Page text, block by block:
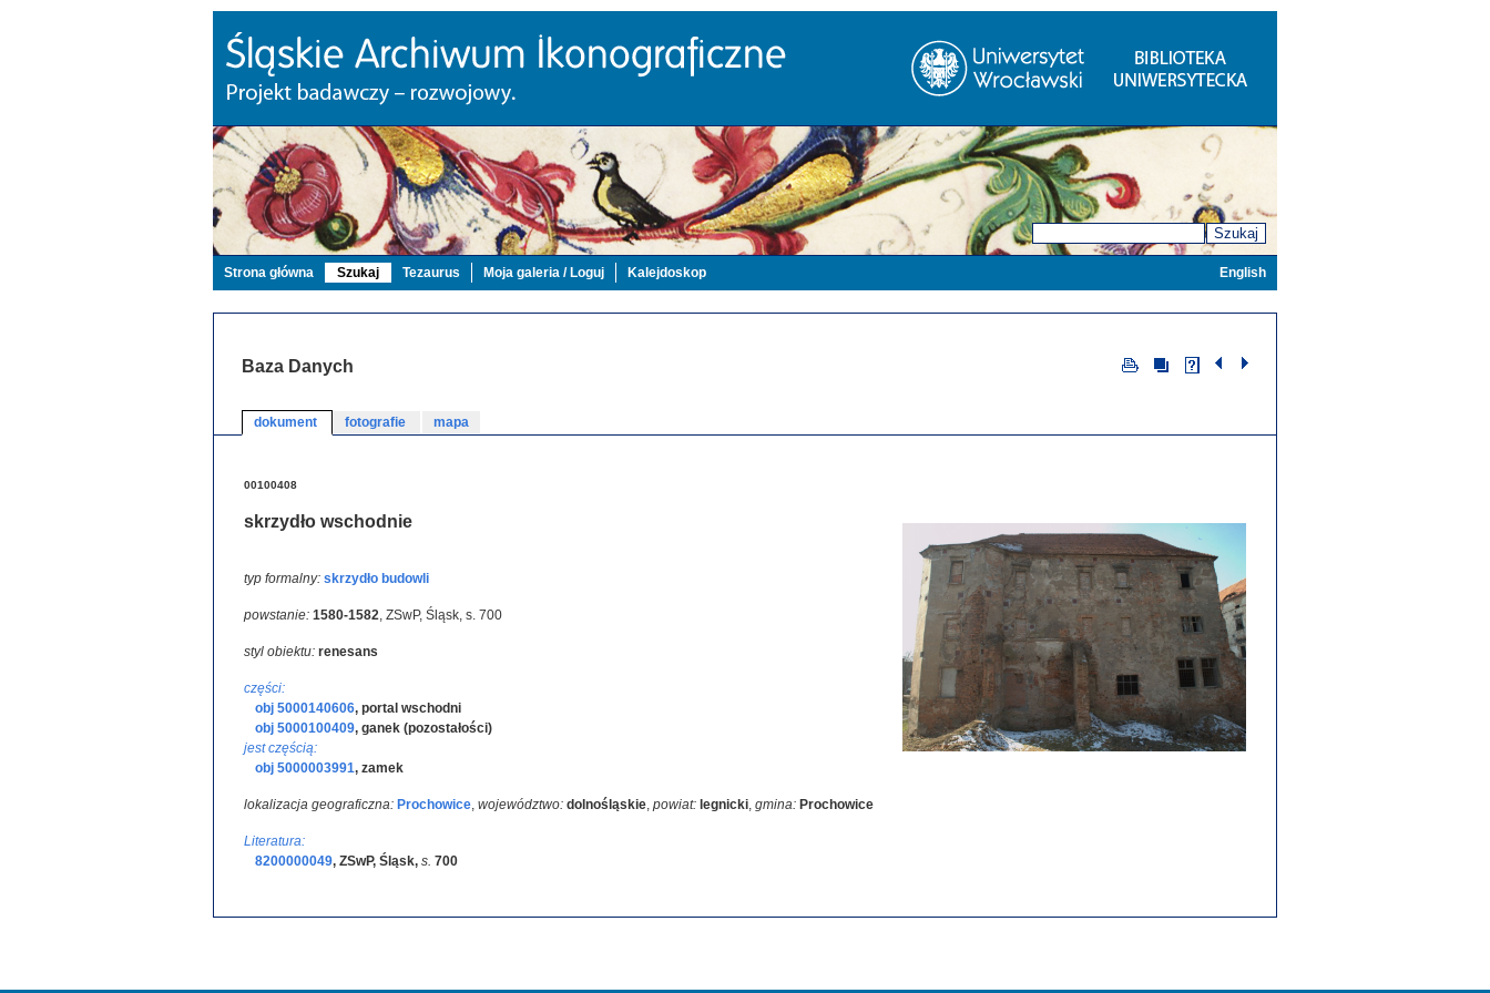
Szukaj
Strona główna Szukaj Tezaurus Moja galeria / Loguj Kalejdoskop English
Baza Danych
dokument fotografie mapa
00100408
skrzydło wschodnie
typ formalny: skrzydło budowli
powstanie: 1580-1582, ZSwP, Śląsk, s. 700
styl obiektu: renesans
części:
obj 5000140606, portal wschodni
obj 5000100409, ganek (pozostałości)
jest częścią:
obj 5000003991, zamek
lokalizacja geograficzna: Prochowice, województwo: dolnośląskie, powiat: legnicki, gmina: Prochowice
Literatura:
8200000049, ZSwP, Śląsk, s. 700